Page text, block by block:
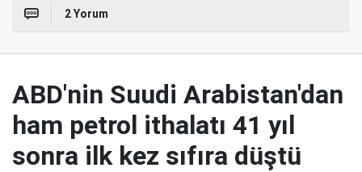
2 Yorum
ABD'nin Suudi Arabistan'dan
ham petrol ithalatı 41 yıl
sonra ilk kez sıfıra düştü